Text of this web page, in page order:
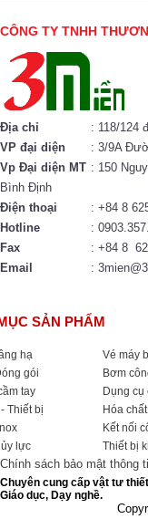
CÔNG TY TNHH
Địa chỉ
: 118/124
VP đại diện
: 3/9A
Vp Đại diện MT : 150
Bình Định
Điện thoại
: +84 8
Hotline
:
Fax
: +84 8
Email
:
SẢN PHẨM
hạ Vé máy
gói
Bơm
tay
Dụng cụ
Thiết bị
Hóa
Kết nối
lực
Thiết bị
Chính sách bảo mật thông
Chuyên cung cấp vật tư
Giáo dục, Dạy nghề.